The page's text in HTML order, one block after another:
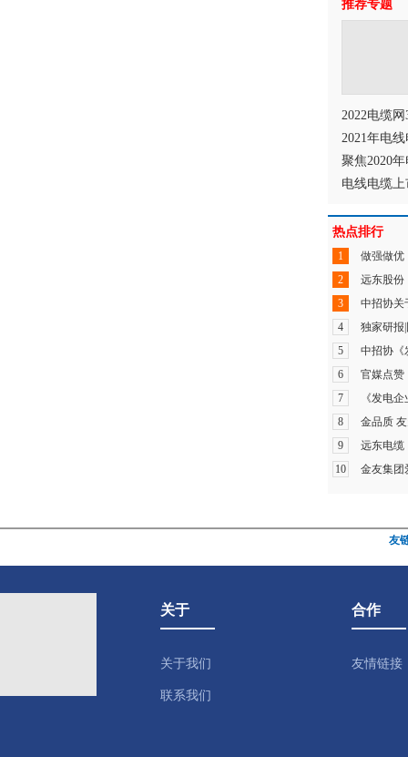
推荐专题
2022电缆
2021年电
聚焦2020
电线电缆
热点排行
1
做强做优
2
远东股份
3
中招协关
4
独家研报
5
中招协《
6
官媒点赞
7
《发电
8
金品质
9
远东电缆
10
金友集团
友
关于
关于我们
联系我们
合作
友情链接